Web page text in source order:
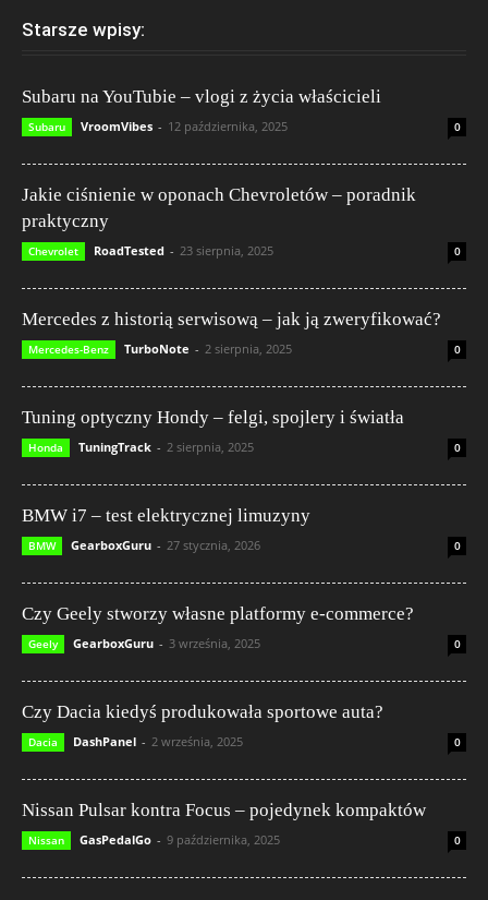
Starsze wpisy:
Subaru na YouTubie – vlogi z życia właścicieli
Subaru VroomVibes - 12 października, 2025 0
Jakie ciśnienie w oponach Chevroletów – poradnik
praktyczny
Chevrolet RoadTested - 23 sierpnia, 2025 0
Mercedes z historią serwisową – jak ją zweryfikować?
Mercedes-Benz TurboNote - 2 sierpnia, 2025 0
Tuning optyczny Hondy – felgi, spojlery i światła
Honda TuningTrack - 2 sierpnia, 2025 0
BMW i7 – test elektrycznej limuzyny
BMW GearboxGuru - 27 stycznia, 2026 0
Czy Geely stworzy własne platformy e-commerce?
Geely GearboxGuru - 3 września, 2025 0
Czy Dacia kiedyś produkowała sportowe auta?
Dacia DashPanel - 2 września, 2025 0
Nissan Pulsar kontra Focus – pojedynek kompaktów
Nissan GasPedalGo - 9 października, 2025 0